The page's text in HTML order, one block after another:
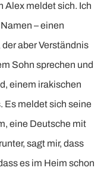
Alex meldet sich. Ich
– einen
aber Verständnis
Sohn sprechen und
einem irakischen
Es meldet sich seine
eine Deutsche mit
sagt mir, dass
es im Heim schon